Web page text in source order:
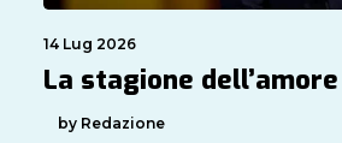
14 Lug 2026
La stagione
by Redazione